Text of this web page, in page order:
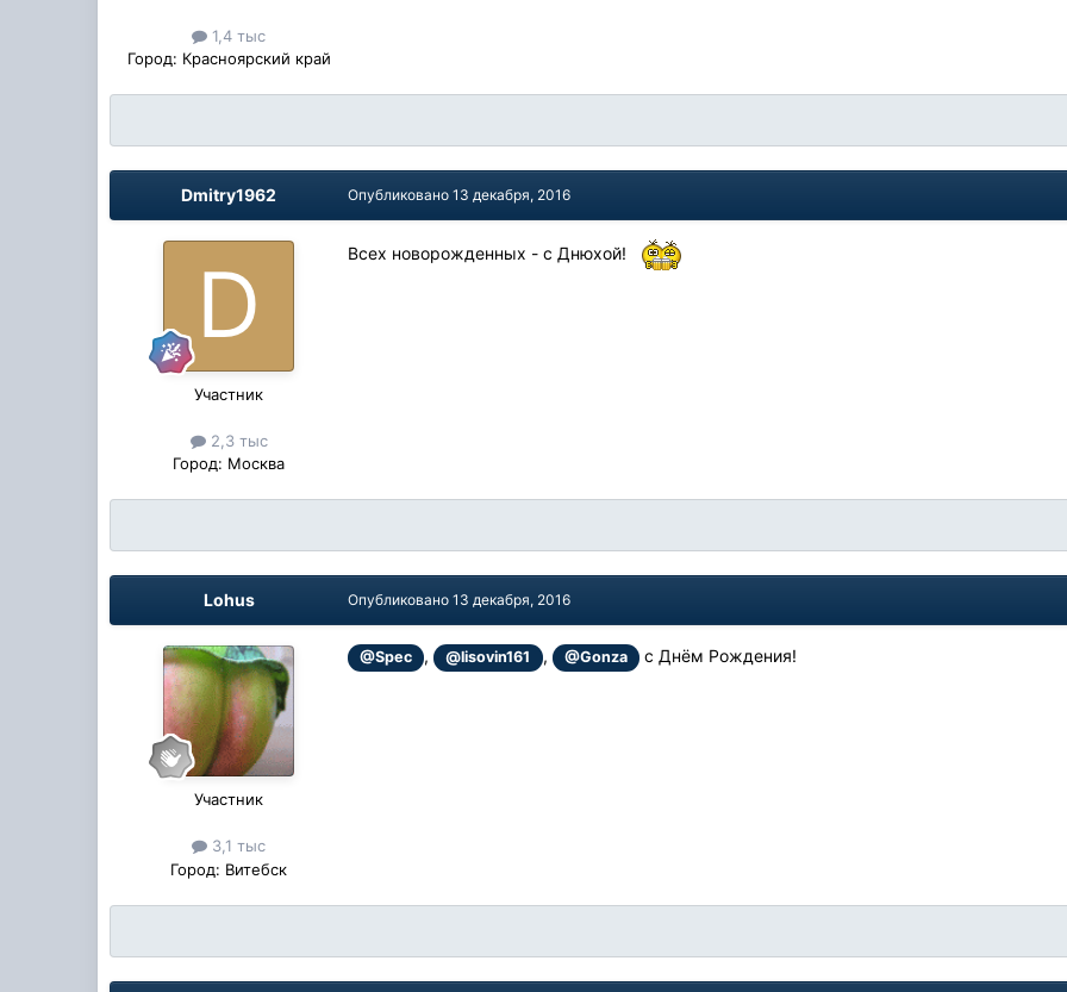
1,4 тыс
Город: Красноярский край
Dmitry1962
Участник
2,3 тыс
Город: Москва
Опубликовано13 декабря, 2016
Всех новорожденных - с Днюхой!
Lohus
Участник
3,1 тыс
Город: Витебск
Опубликовано13 декабря, 2016
@Spec , @lisovin161 , @Gonza с Днём Рождения!